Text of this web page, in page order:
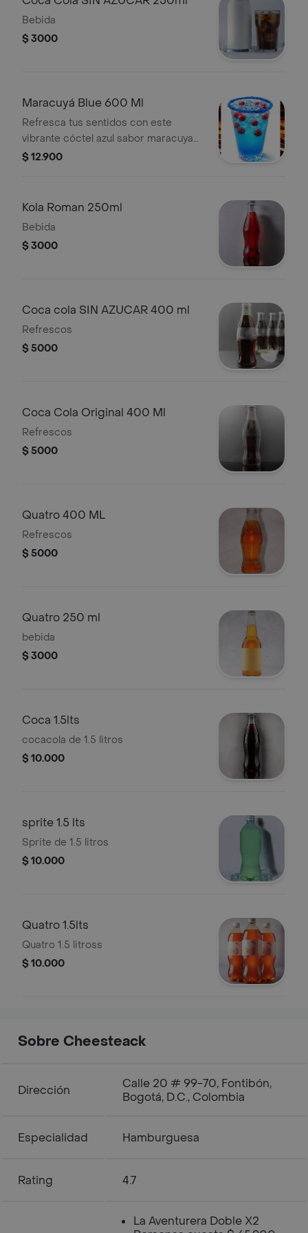
Bebida
$ 3000
Maracuyá Blue 600 Ml
Refresca tus sentidos con este
vibrante cóctel azul sabor maracuya
adornado con bolas explosvas de
$ 12.900
Kola Roman 250ml
Bebida
$ 3000
Coca cola SIN AZUCAR 400 ml
Refrescos
$ 5000
Coca Cola Original 400 Ml
Refrescos
$ 5000
Quatro 400 ML
Refrescos
$ 5000
Quatro 250 ml
bebida
$ 3000
Coca 1.5lts
cocacola de 1.5 litros
$ 10.000
sprite 1.5 lts
Sprite de 1.5 litros
$ 10.000
Quatro 1.5lts
Quatro 1.5 litross
$ 10.000
Sobre Cheesteack
Dirección
Calle 20 # 99-70, Fontibón,
Bogotá, D.C., Colombia
Especialidad Hamburguesa
Rating 4.7
La Aventurera Doble X2